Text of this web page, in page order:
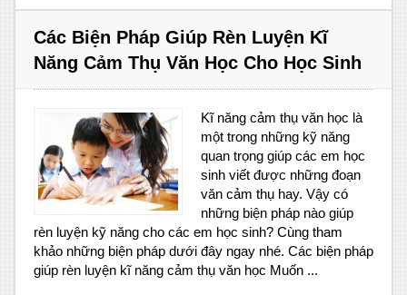
Các Biện Pháp Giúp Rèn Luyện Kĩ
Năng Cảm Thụ Văn Học Cho Học Sinh
Kĩ năng cảm thụ văn học là
một trong những kỹ năng
quan trọng giúp các em học
sinh viết được những đoạn
văn cảm thụ hay. Vậy có
những biện pháp nào giúp
rèn luyện kỹ năng cho các em học sinh? Cùng tham
khảo những biện pháp dưới đây ngay nhé. Các biện pháp
giúp rèn luyện kĩ năng cảm thụ văn học Muốn ...